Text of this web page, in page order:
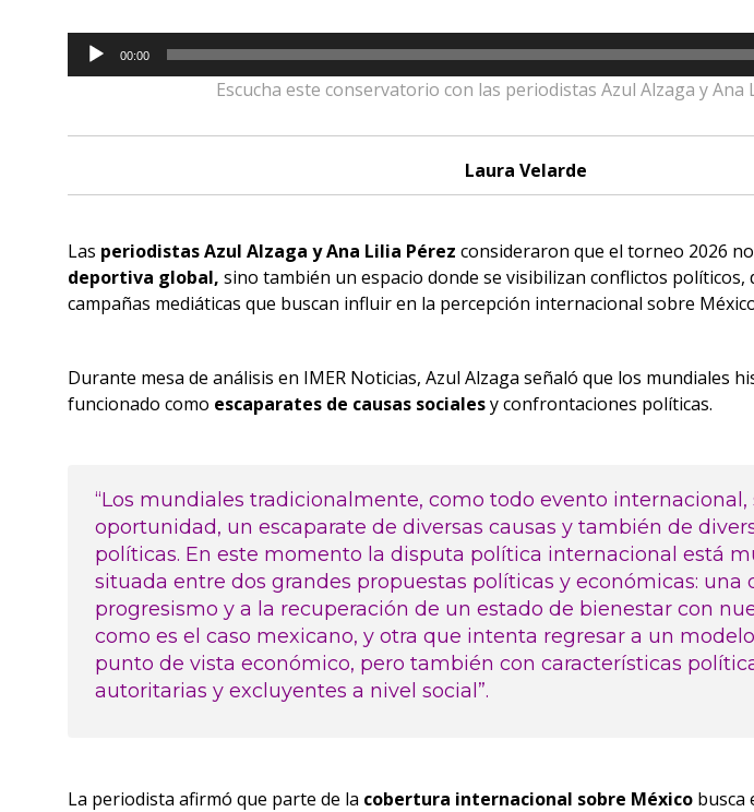
Reproductor
de
00:00
Escucha este conservatorio con las periodistas Azul Alzaga yAna
Laura Velarde
Las periodistas Azul Alzaga y Ana Lilia Pérez consideraron que el torneo 2026
deportiva global, sino también un espacio donde se visibilizan conflictos políticos,
campañas mediáticas que buscan influir en la percepción internacional sobre
Durante mesa de análisis en IMER Noticias, Azul Alzaga señaló que los mundiales
funcionado como escaparates de causas socialesy confrontaciones políticas.
“Los mundiales tradicionalmente, como todo evento internacional,
oportunidad, un escaparate de diversas causas y también de
políticas. En este momento la disputa política internacional está
situada entre dos grandes propuestas políticas y económicas: una
progresismo y a la recuperación de un estado de bienestar con
como es el caso mexicano, y otra que intenta regresar a un
punto de vista económico, pero también con características
autoritarias y excluyentes a nivel social”.
La periodista afirmó que parte de la cobertura internacional sobre México busca